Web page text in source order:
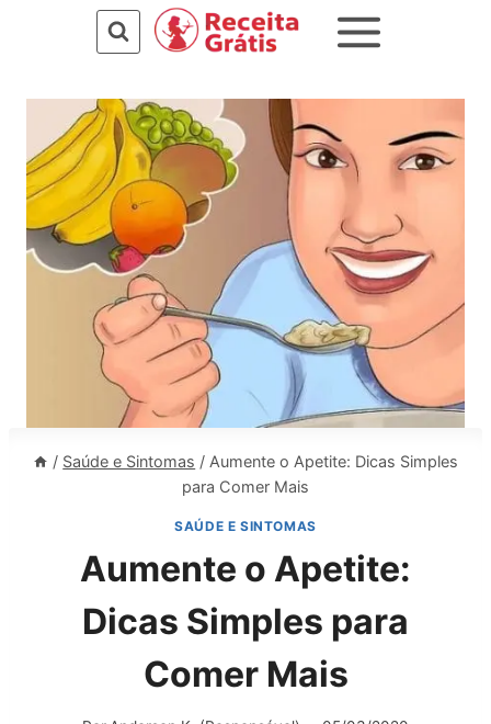
Conteúdo
/ Saúde e Sintomas / Aumente o Apetite: Dicas Simples
para Comer Mais
SAÚDE E SINTOMAS
Aumente o Apetite:
Dicas Simples para
Comer Mais